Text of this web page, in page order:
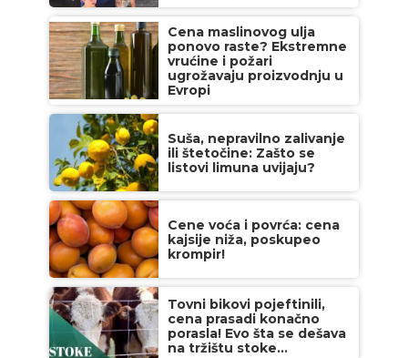
Cena maslinovog ulja
ponovo raste? Ekstremne
vrućine i požari
ugrožavaju proizvodnju u
Evropi
Suša, nepravilno zalivanje
ili štetočine: Zašto se
listovi limuna uvijaju?
Cene voća i povrća: cena
kajsije niža, poskupeo
krompir!
Tovni bikovi pojeftinili,
cena prasadi konačno
porasla! Evo šta se dešava
na tržištu stoke...